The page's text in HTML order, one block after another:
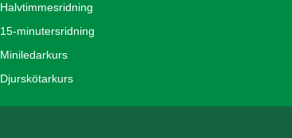
Halvtimmesridning
15-minutersridning
Miniledarkurs
Djurskötarkurs